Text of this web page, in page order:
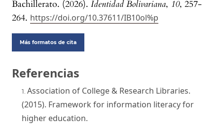
Bachillerato. (2026). Identidad Bolivariana, 10, 257-
264. https://doi.org/10.37611/IB10ol%p
Más formatos de cita
Referencias
Association of College & Research Libraries.
(2015). Framework for information literacy for
higher education.